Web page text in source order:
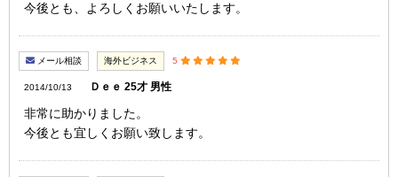
今後とも、よろしくお願いいたします。
メール相談 海外ビジネス 5
2014/10/13 Ｄｅｅ 25才 男性
非常に助かりました。
今後とも宜しくお願い致します。